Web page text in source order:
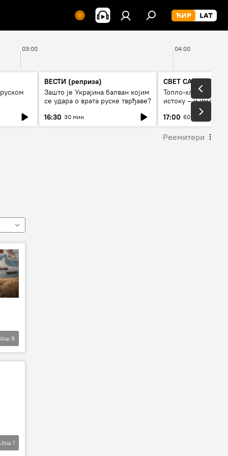
03:00 04:00
ВЕСТИ (реприза)
Зашто је Украјина балван којим
се удара о врата руске тврђаве?
16:30 30 мин
СВЕТ СА
Топло-хладно на
истоку – и има ли
навалом
17:00 60 мин
Реемитери
9
Још 1